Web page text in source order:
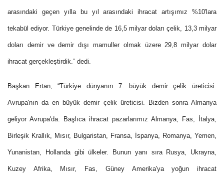
arasındaki geçen yılla bu yıl arasındaki ihracat artışımız %10'lara
tekabül ediyor. Türkiye genelinde de 16,5 milyar doları çelik, 13,3 milyar
doları demir ve demir dışı mamuller olmak üzere 29,8 milyar dolar
ihracat gerçekleştirdik.” dedi.
Başkan Ertan, “Türkiye dünyanın 7. büyük demir çelik üreticisi.
Avrupa'nın da en büyük demir çelik üreticisi. Bizden sonra Almanya
geliyor Avrupa'da. Başlıca ihracat pazarlarımız Almanya, Fas, İtalya,
Birleşik Krallık, Mısır, Bulgaristan, Fransa, İspanya, Romanya, Yemen,
Yunanistan, Hollanda gibi ülkeler. Bunun yanı sıra Rusya, Ukrayna,
Kuzey Afrika, Mısır, Fas, Güney Amerika'ya yoğun ihracat